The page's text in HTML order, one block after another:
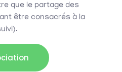
que le partage des
être consacrés à la